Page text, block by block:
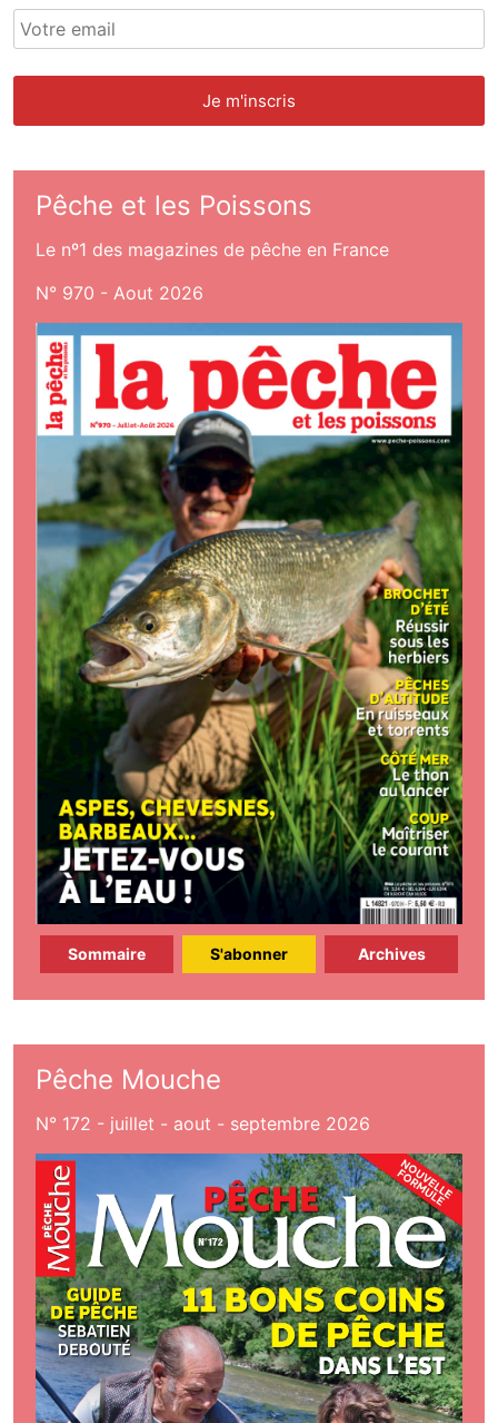
Pêche et les Poissons
Le nº1 des magazines de pêche en France
N° 970 - Aout 2026
Sommaire S'abonner Archives
Pêche Mouche
N° 172 - juillet - aout - septembre 2026